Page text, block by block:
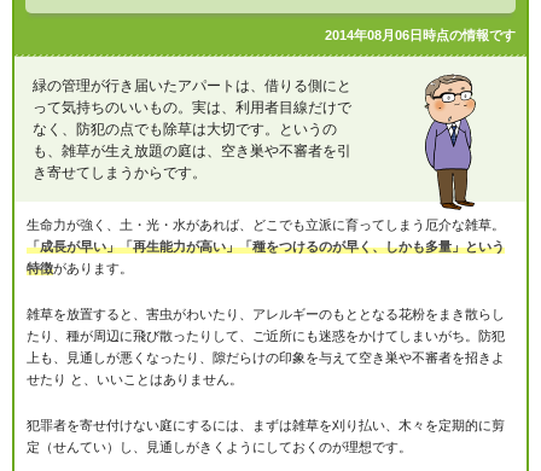
2014年08月06日時点の情報です
緑の管理が行き届いたアパートは、借りる側にと
って気持ちのいいもの。実は、利用者目線だけで
なく、防犯の点でも除草は大切です。というの
も、雑草が生え放題の庭は、空き巣や不審者を引
き寄せてしまうからです。
生命力が強く、土・光・水があれば、どこでも立派に育ってしまう厄介な雑草。
「成長が早い」「再生能力が高い」「種をつけるのが早く、しかも多量」という
特徴があります。
雑草を放置すると、害虫がわいたり、アレルギーのもととなる花粉をまき散らし
たり、種が周辺に飛び散ったりして、ご近所にも迷惑をかけてしまいがち。防犯
上も、見通しが悪くなったり、隙だらけの印象を与えて空き巣や不審者を招きよ
せたり と、いいことはありません。
犯罪者を寄せ付けない庭にするには、まずは雑草を刈り払い、木々を定期的に剪
定（せんてい）し、見通しがきくようにしておくのが理想です。